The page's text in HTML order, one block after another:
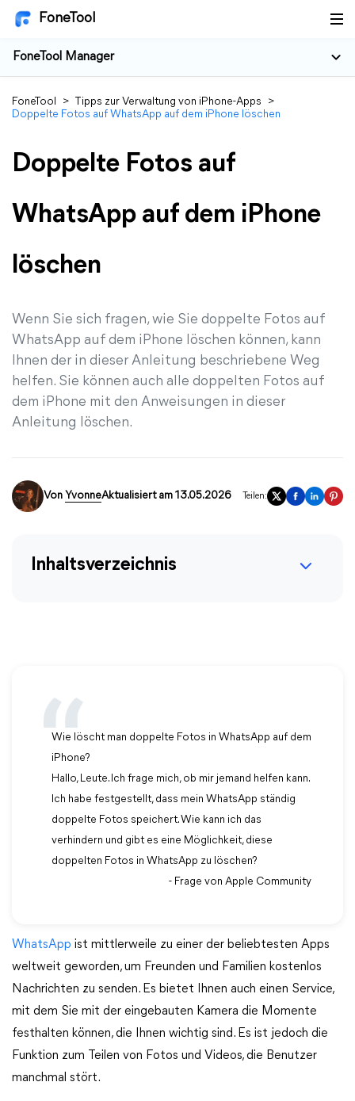
FoneTool
FoneTool Manager
FoneTool > Tipps zur Verwaltung von iPhone-Apps
>
Doppelte Fotos auf WhatsApp auf dem iPhone löschen
Doppelte Fotos auf
WhatsApp auf dem iPhone
löschen
Wenn Sie sich fragen, wie Sie doppelte Fotos auf
WhatsApp auf dem iPhone löschen können, kann
Ihnen der in dieser Anleitung beschriebene Weg
helfen. Sie können auch alle doppelten Fotos auf
dem iPhone mit den Anweisungen in dieser
Anleitung löschen.
Von YvonneAktualisiert am 13.05.2026 Teilen:
Inhaltsverzeichnis
Wie löscht man doppelte Fotos in WhatsApp auf dem
iPhone?
Hallo, Leute. Ich frage mich, ob mir jemand helfen kann.
Ich habe festgestellt, dass mein WhatsApp ständig
doppelte Fotos speichert. Wie kann ich das
verhindern und gibt es eine Möglichkeit, diese
doppelten Fotos in WhatsApp zu löschen?
- Frage von Apple Community
WhatsApp ist mittlerweile zu einer der beliebtesten Apps
weltweit geworden, um Freunden und Familien kostenlos
Nachrichten zu senden. Es bietet Ihnen auch einen Service,
mit dem Sie mit der eingebauten Kamera die Momente
festhalten können, die Ihnen wichtig sind. Es ist jedoch die
Funktion zum Teilen von Fotos und Videos, die Benutzer
manchmal stört.